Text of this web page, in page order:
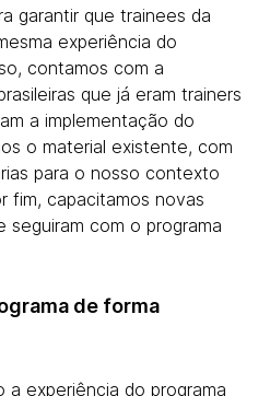
garantir que trainees da
experiência do
contamos com a
que já eram trainers
a implementação do
o material existente, com
para o nosso contexto
fim, capacitamos novas
seguiram com o programa
de forma
a experiência do programa